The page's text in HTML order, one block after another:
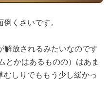
くさいです。
解放されるみたいなのです
とかはあるものの）はあま
しりでももう少し緩かっ